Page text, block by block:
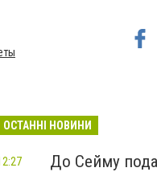
ОСТАННІ НОВИНИ
До Сейму